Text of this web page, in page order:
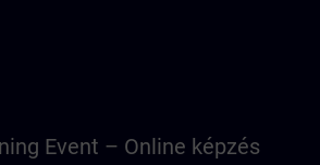
Event – Online képzés